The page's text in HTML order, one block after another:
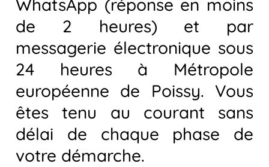
WhatsApp (réponse en moins
de 2 heures) et par
messagerie électronique sous
24 heures à Métropole
européenne de Poissy. Vous
êtes tenu au courant sans
délai de chaque phase de
votre démarche.